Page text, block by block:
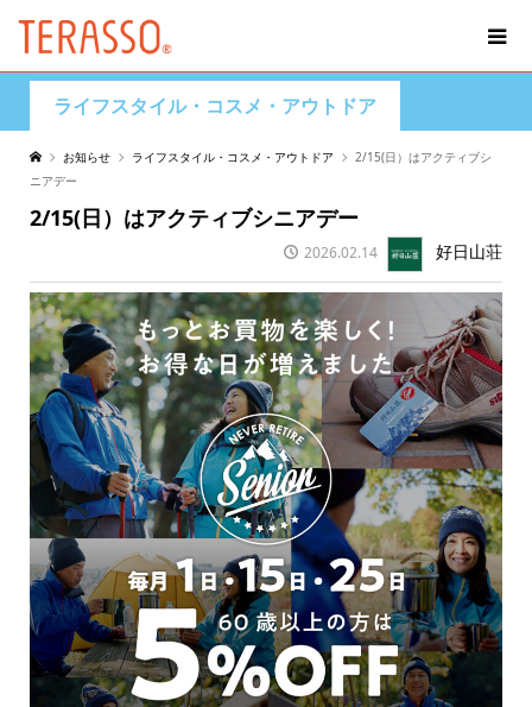
ライフスタイル・コスメ・アウトドア
お知らせ ライフスタイル・コスメ・アウトドア
2/15(日）はアクティブシ
ニアデー
2/15(日）はアクティブシニアデー
2026.02.14 好日山荘